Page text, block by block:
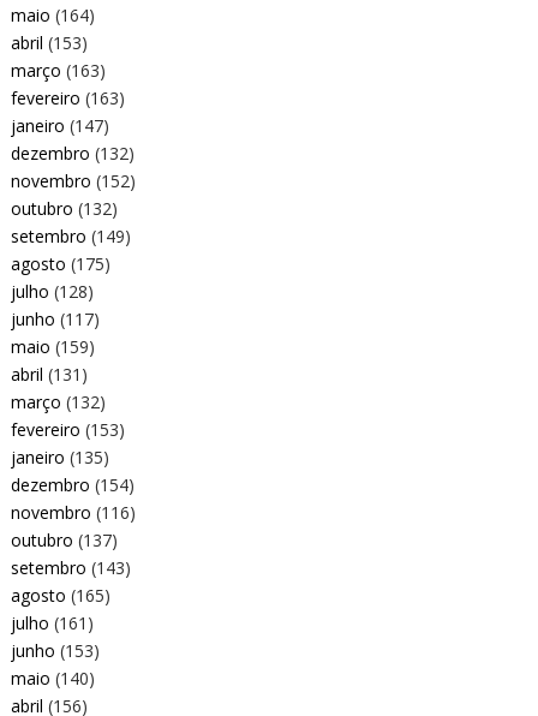
maio (164)
abril (153)
março (163)
fevereiro (163)
janeiro (147)
dezembro (132)
novembro (152)
outubro (132)
setembro (149)
agosto (175)
julho (128)
junho (117)
maio (159)
abril (131)
março (132)
fevereiro (153)
janeiro (135)
dezembro (154)
novembro (116)
outubro (137)
setembro (143)
agosto (165)
julho (161)
junho (153)
maio (140)
abril (156)